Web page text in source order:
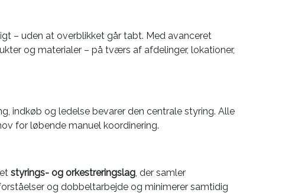
– uden at overblikket går tabt. Med avanceret
og materialer – på tværs af afdelinger, lokationer,
indkøb og ledelse bevarer den centrale styring. Alle
for løbende manuel koordinering.
styrings- og orkestreringslag, der samler
og dobbeltarbejde og minimerer samtidig